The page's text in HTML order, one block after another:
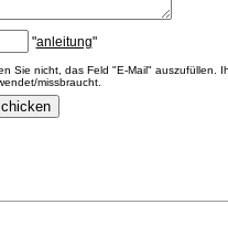
"anleitung"
Sie nicht, das Feld "E-Mail" auszufüllen.
missbraucht.